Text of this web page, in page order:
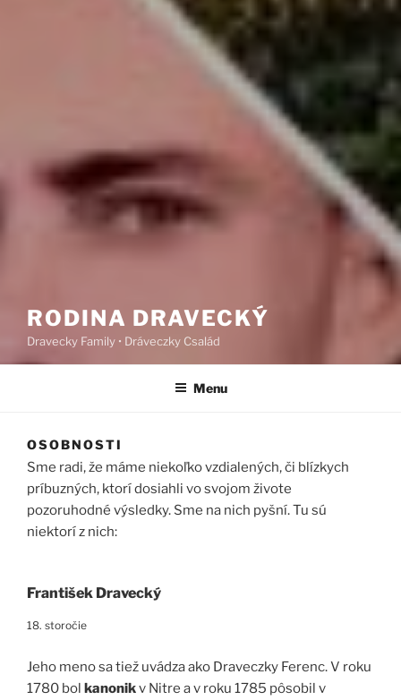
RODINA DRAVECKÝ
Dravecky Family • Dráveczky Család
Menu
OSOBNOSTI
Sme radi, že máme niekoľko vzdialených, či blízkych
príbuzných, ktorí dosiahli vo svojom živote
pozoruhodné výsledky. Sme na nich pyšní. Tu sú
niektorí z nich:
František Dravecký
18. storočie
Jeho meno sa tiež uvádza ako Draveczky Ferenc. V roku
1780 bol kanonikv Nitre a v roku 1785 pôsobil v